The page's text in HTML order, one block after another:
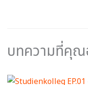
บทความที่คุณ